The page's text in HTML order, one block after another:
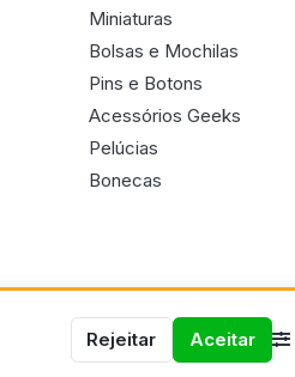
Rejeitar Aceitar
Miniaturas
Bolsas e Mochilas
Pins e Botons
Acessórios Geeks
Pelúcias
Bonecas